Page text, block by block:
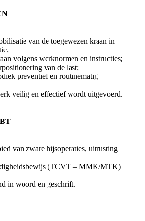
van de toegewezen kraan in
volgens werknormen en instructies;
van de last;
preventief en routinematig
veilig en effectief wordt uitgevoerd.
van zware hijsoperaties, uitrusting
(TCVT – MMK/MTK)
in woord en geschrift.